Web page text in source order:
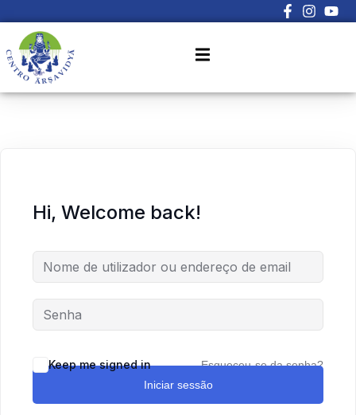
Hi, Welcome back!
Keep me signed in
Esqueceu-se da senha?
Iniciar sessão
Remember me Lost your password?
Sign up
Already have an account?Sign in